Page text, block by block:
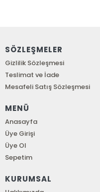
SÖZLEŞMELER
Gizlilik Sözleşmesi
Teslimat ve İade
Mesafeli Satış Sözleşmesi
MENÜ
Anasayfa
Üye Girişi
Üye Ol
Sepetim
KURUMSAL